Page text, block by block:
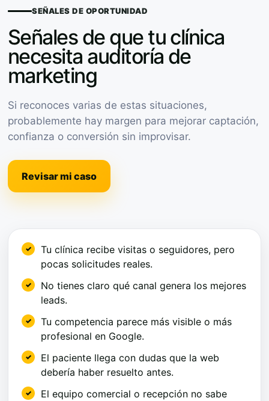
SEÑALES DE OPORTUNIDAD
Señales de que tu clínica
necesita auditoría de
marketing
Si reconoces varias de estas situaciones,
probablemente hay margen para mejorar captación,
confianza o conversión sin improvisar.
Revisar mi caso
Tu clínica recibe visitas o seguidores, pero
pocas solicitudes reales.
No tienes claro qué canal genera los mejores
leads.
Tu competencia parece más visible o más
profesional en Google.
El paciente llega con dudas que la web
debería haber resuelto antes.
El equipo comercial o recepción no sabe